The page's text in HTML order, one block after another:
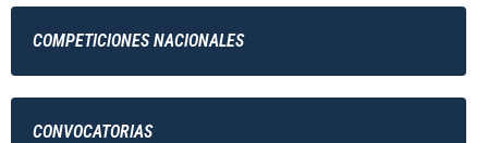
COMPETICIONES NACIONALES
CONVOCATORIAS